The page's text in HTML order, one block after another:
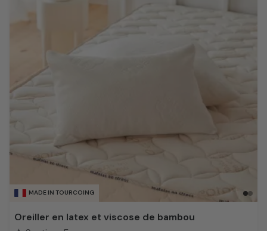
MADE IN TOURCOING
Oreiller en latex et viscose de bambou